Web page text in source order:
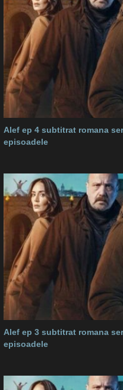
Alef ep 4 subtitrat romana
episoadele
Alef ep 3 subtitrat romana
episoadele